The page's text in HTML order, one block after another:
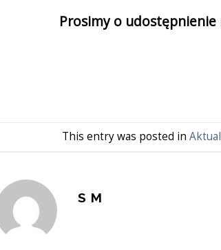
Prosimy o
This entry was posted in
S M